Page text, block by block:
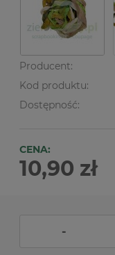
Producent:
Kod produktu:
Dostępność:
CENA:
10,90 zł
-